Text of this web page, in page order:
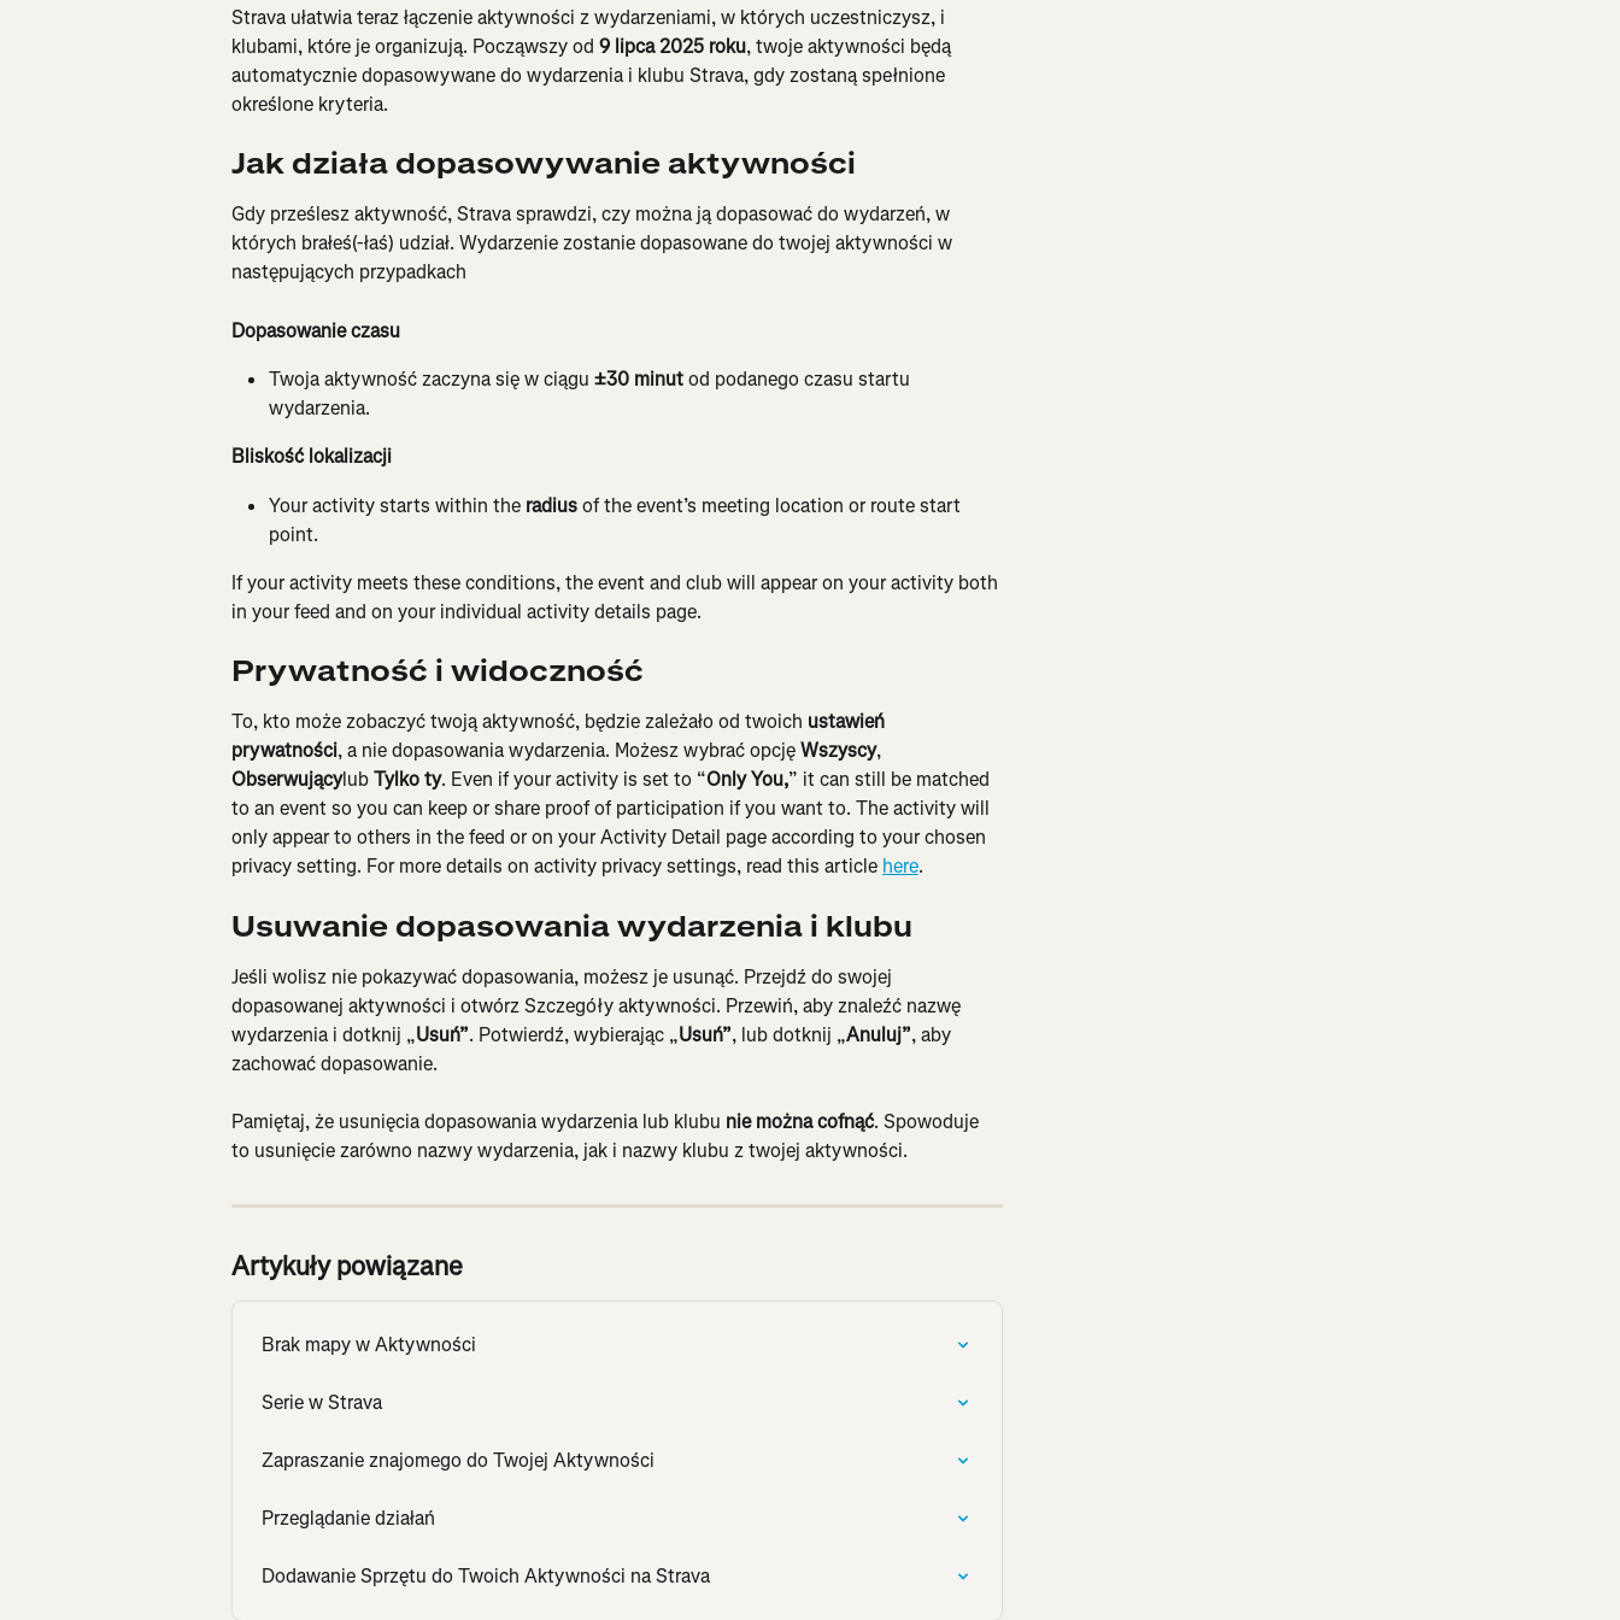
Strava ułatwia teraz łączenie aktywności z wydarzeniami, w których uczestniczysz, i
klubami, które je organizują. Począwszy od 9 lipca 2025 roku, twoje aktywności będą
automatycznie dopasowywane do wydarzenia i klubu Strava, gdy zostaną spełnione
określone kryteria.
Jak działa dopasowywanie aktywności
Gdy prześlesz aktywność, Strava sprawdzi, czy można ją dopasować do wydarzeń, w
których brałeś(-łaś) udział. Wydarzenie zostanie dopasowane do twojej aktywności w
następujących przypadkach
Dopasowanie czasu
Twoja aktywność zaczyna się w ciągu ±30 minut od podanego czasu startu
wydarzenia.
Bliskość lokalizacji
Your activity starts within the radius of the event’s meeting location or route start
point.
If your activity meets these conditions, the event and club will appear on your activity both
in your feed and on your individual activity details page.
Prywatność i widoczność
To, kto może zobaczyć twoją aktywność, będzie zależało od twoich ustawień
prywatności, a nie dopasowania wydarzenia. Możesz wybrać opcję Wszyscy,
Obserwującylub Tylko ty. Even if your activity is set to “Only You,” it can still be matched
to an event so you can keep or share proof of participation if you want to. The activity will
only appear to others in the feed or on your Activity Detail page according to your chosen
privacy setting. For more details on activity privacy settings, read this article here.
Usuwanie dopasowania wydarzenia i klubu
Jeśli wolisz nie pokazywać dopasowania, możesz je usunąć. Przejdź do swojej
dopasowanej aktywności i otwórz Szczegóły aktywności. Przewiń, aby znaleźć nazwę
wydarzenia i dotknij „Usuń”. Potwierdź, wybierając „Usuń”, lub dotknij „Anuluj”, aby
zachować dopasowanie.
Pamiętaj, że usunięcia dopasowania wydarzenia lub klubu nie można cofnąć. Spowoduje
to usunięcie zarówno nazwy wydarzenia, jak i nazwy klubu z twojej aktywności.
Artykuły powiązane
Brak mapy w Aktywności
Serie w Strava
Zapraszanie znajomego do Twojej Aktywności
Przeglądanie działań
Dodawanie Sprzętu do Twoich Aktywności na Strava